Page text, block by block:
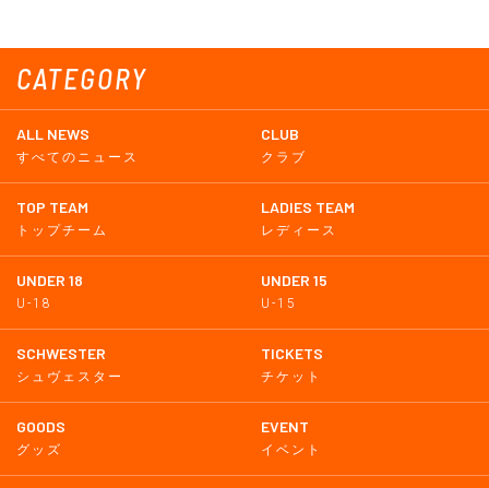
CATEGORY
ALL NEWS
すべてのニュース
CLUB
クラブ
TOP TEAM
トップチーム
LADIES TEAM
レディース
UNDER 18
U-18
UNDER 15
U-15
SCHWESTER
シュヴェスター
TICKETS
チケット
GOODS
グッズ
EVENT
イベント